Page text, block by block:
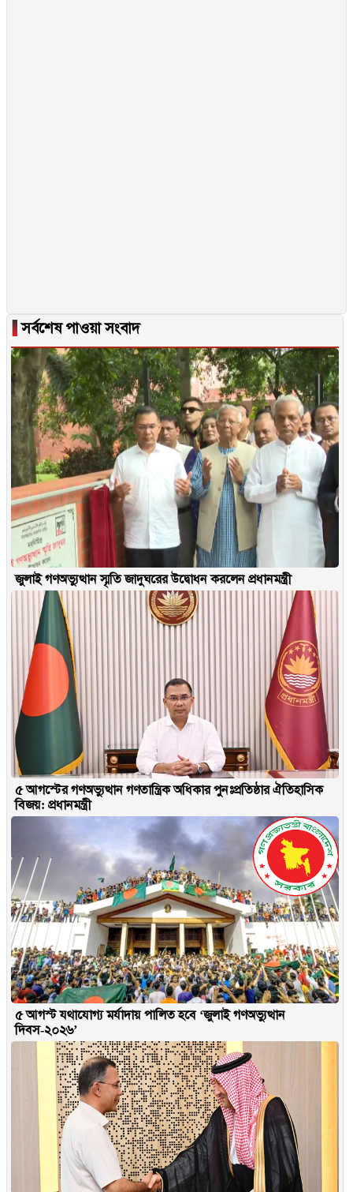
▐সর্বশেষ পাওয়া সংবাদ
জুলাই গণঅভ্যুত্থান স্মৃতি জাদুঘরের উদ্বোধন করলেন প্রধানমন্ত্রী
৫ আগস্টের গণঅভ্যুত্থান গণতান্ত্রিক অধিকার পুনঃপ্রতিষ্ঠার ঐতিহাসিক
বিজয়: প্রধানমন্ত্রী
৫ আগস্ট যথাযোগ্য মর্যাদায় পালিত হবে ‘জুলাই গণঅভ্যুত্থান
দিবস-২০২৬’